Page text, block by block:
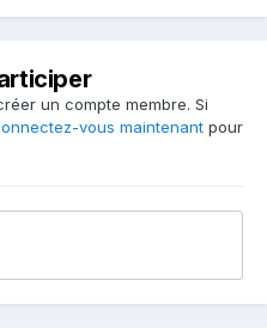
un compte membre. Si
vous maintenant pour